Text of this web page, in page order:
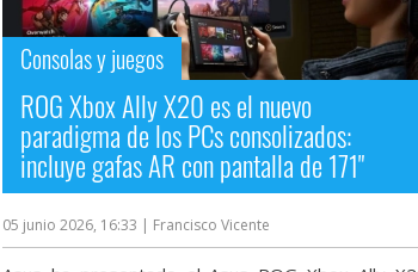
Consolas y juegos
ROG Xbox Ally X20 es el nuevo
paradigma de los PCs consolizados:
incluye gafas AR con pantalla de 171"
05 junio 2026, 16:33 | Francisco Vicente